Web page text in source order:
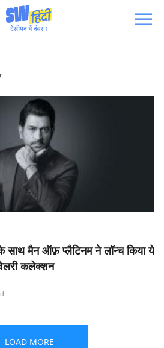
साथ मैन ऑफ़ प्लैटिनम ने लॉन्च किया ये
कलेक्शन
LOAD MORE